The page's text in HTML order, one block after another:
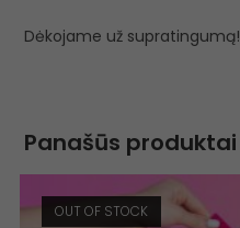
Dėkojame už supratingumą!
Panašūs produktai
OUT OF STOCK